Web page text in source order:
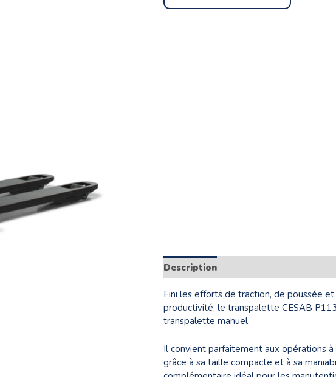
Description
Fini les efforts de traction, de poussée
productivité, le transpalette CESAB
transpalette manuel.
Il convient parfaitement aux opérations
grâce à sa taille compacte et à sa